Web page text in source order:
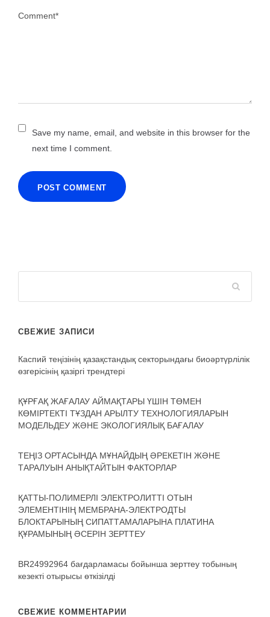
Save my name, email, and website in this browser for the
next time I comment.
СВЕЖИЕ ЗАПИСИ
Каспий теңізінің қазақстандық секторындағы биоәртүрлілік
өзгерісінің қазіргі трендтері
ҚҰРҒАҚ ЖАҒАЛАУ АЙМАҚТАРЫ ҮШІН ТӨМЕН
КӨМІРТЕКТІ ТҰЗДАН АРЫЛТУ ТЕХНОЛОГИЯЛАРЫН
МОДЕЛЬДЕУ ЖӘНЕ ЭКОЛОГИЯЛЫҚ БАҒАЛАУ
ТЕҢІЗ ОРТАСЫНДА МҰНАЙДЫҢ ӘРЕКЕТІН ЖӘНЕ
ТАРАЛУЫН АНЫҚТАЙТЫН ФАКТОРЛАР
ҚАТТЫ-ПОЛИМЕРЛІ ЭЛЕКТРОЛИТТІ ОТЫН
ЭЛЕМЕНТІНІҢ МЕМБРАНА-ЭЛЕКТРОДТЫ
БЛОКТАРЫНЫҢ СИПАТТАМАЛАРЫНА ПЛАТИНА
ҚҰРАМЫНЫҢ ӘСЕРІН ЗЕРТТЕУ
BR24992964 бағдарламасы бойынша зерттеу тобының
кезекті отырысы өткізілді
СВЕЖИЕ КОММЕНТАРИИ